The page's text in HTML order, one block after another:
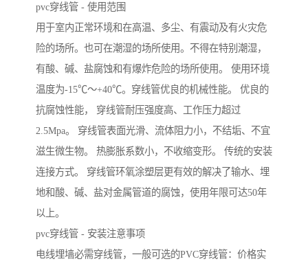
pvc穿线管 - 使用范围
用于室内正常环境和在高温、多尘、有震动及有火灾危
险的场所。也可在潮湿的场所使用。不得在特别潮湿，
有酸、碱、盐腐蚀和有爆炸危险的场所使用。 使用环境
温度为-15℃～+40℃。穿线管优良的机械性能。 优良的
抗腐蚀性能， 穿线管耐压强度高、工作压力超过
2.5Mpa。 穿线管表面光滑、流体阻力小，不结垢、不宜
滋生微生物。 热膨胀系数小，不收缩变形。 传统的安装
连接方式。 穿线管环氧涂塑层更有效的解决了输水、埋
地和酸、碱、盐对金属管道的腐蚀，使用年限可达50年
以上。
pvc穿线管 - 安装注意事项
电线埋墙必需穿线管，一般可选的PVC穿线管：价格实